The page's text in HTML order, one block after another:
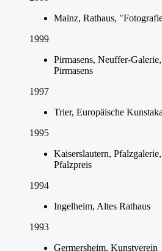
Mainz, Rathaus,
1999
Pirmasens, Neuffer-
Pirmasens
1997
Trier, Europäische
1995
Kaiserslautern,
Pfalzpreis
1994
Ingelheim, Altes Rathaus
1993
Germersheim, Kunstverein